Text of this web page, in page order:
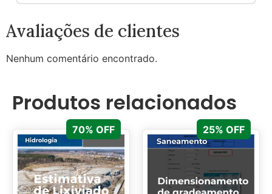
Avaliações de clientes
Nenhum comentário encontrado.
Produtos relacionados
70% OFF 25% OFF